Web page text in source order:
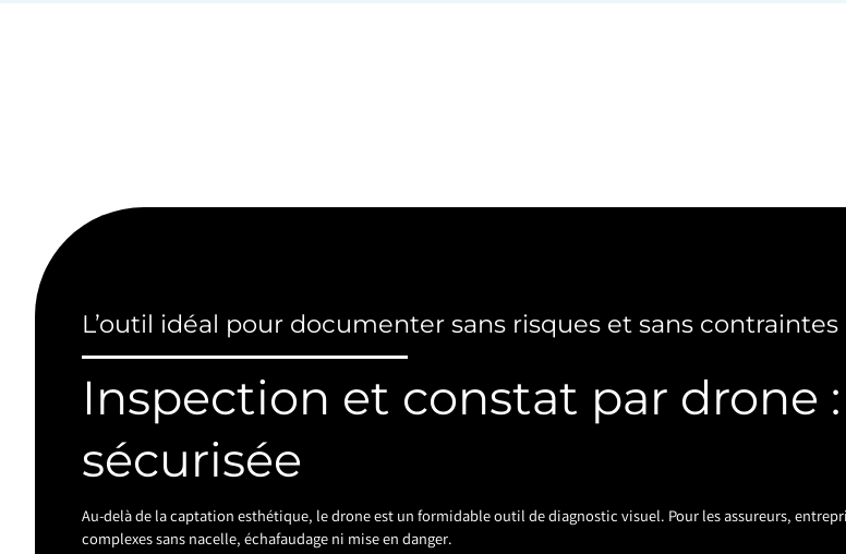
L’outil idéal pour documenter sans risques et sans contraintes
Inspection et constat par drone
sécurisée
Au-delà de la captation esthétique, le drone est un formidable outil de diagnostic visuel. Pour les assureurs,
complexes sans nacelle, échafaudage ni mise en danger.